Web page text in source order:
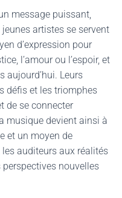
message puissant,
artistes se servent
d’expression pour
l’amour ou l’espoir, et
aujourd’hui. Leurs
défis et les triomphes
de se connecter
musique devient ainsi à
et un moyen de
auditeurs aux réalités
nouvelles